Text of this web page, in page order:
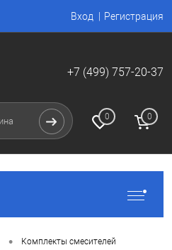
Вход Регистрация
+7 (499) 757-20-37
0 0
• Комплекты смесителей